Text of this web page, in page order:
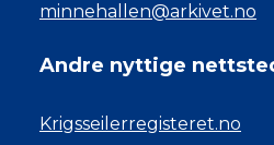
minnehallen@arkivet.no
Andre nyttige
Krigsseilerregisteret.no